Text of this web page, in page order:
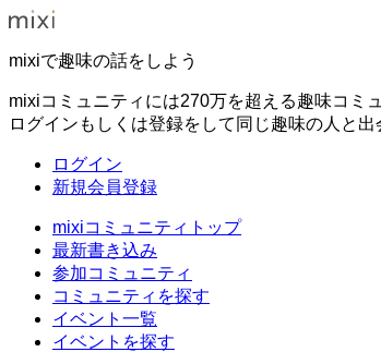
mixiで趣味の話をしよう
mixiコミュニティには270万を超える趣味コミ
ログインもしくは登録をして同じ趣味の人と出
ログイン
新規会員登録
mixiコミュニティトップ
最新書き込み
参加コミュニティ
コミュニティを探す
イベント一覧
イベントを探す